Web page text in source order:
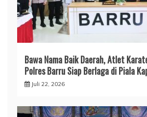
​Bawa Nama Baik Daerah, Atlet
Polres Barru Siap Berlaga di Piala
Juli 22, 2026